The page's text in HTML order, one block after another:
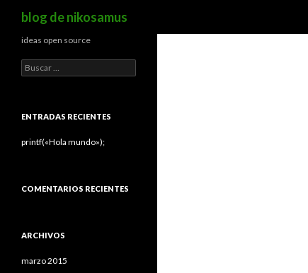
blog de nikosamus
ideas open source
Buscar:
ENTRADAS RECIENTES
printf(«Hola mundo»);
COMENTARIOS RECIENTES
ARCHIVOS
marzo 2015